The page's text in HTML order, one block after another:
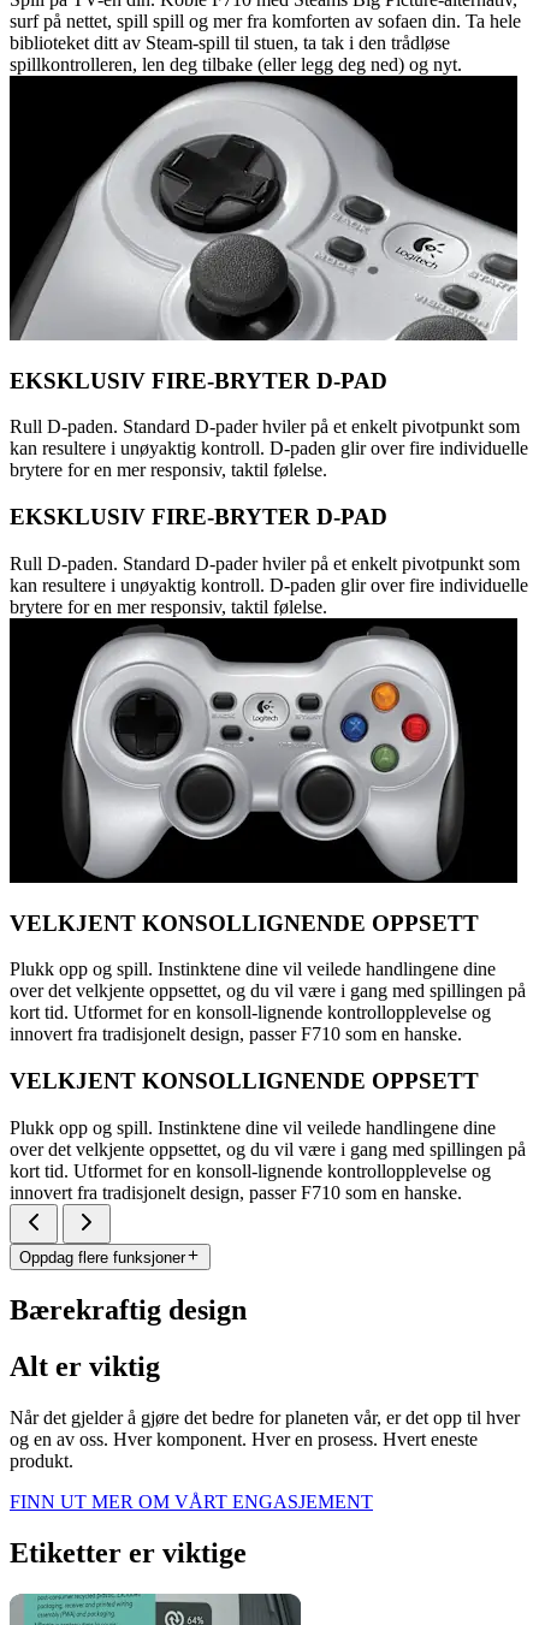
surf på nettet, spill spill og mer fra komforten av sofaen din. Ta hele
biblioteket ditt av Steam-spill til stuen, ta tak i den trådløse
spillkontrolleren, len deg tilbake (eller legg deg ned) og nyt.
EKSKLUSIV FIRE-BRYTER D-PAD
Rull D-paden. Standard D-pader hviler på et enkelt pivotpunkt som
kan resultere i unøyaktig kontroll. D-paden glir over fire individuelle
brytere for en mer responsiv, taktil følelse.
EKSKLUSIV FIRE-BRYTER D-PAD
Rull D-paden. Standard D-pader hviler på et enkelt pivotpunkt som
kan resultere i unøyaktig kontroll. D-paden glir over fire individuelle
brytere for en mer responsiv, taktil følelse.
VELKJENT KONSOLLIGNENDE OPPSETT
Plukk opp og spill. Instinktene dine vil veilede handlingene dine
over det velkjente oppsettet, og du vil være i gang med spillingen på
kort tid. Utformet for en konsoll-lignende kontrollopplevelse og
innovert fra tradisjonelt design, passer F710 som en hanske.
VELKJENT KONSOLLIGNENDE OPPSETT
Plukk opp og spill. Instinktene dine vil veilede handlingene dine
over det velkjente oppsettet, og du vil være i gang med spillingen på
kort tid. Utformet for en konsoll-lignende kontrollopplevelse og
innovert fra tradisjonelt design, passer F710 som en hanske.
Oppdag flere funksjoner
Bærekraftig design
Alt er viktig
Når det gjelder å gjøre det bedre for planeten vår, er det opp til hver
og en av oss. Hver komponent. Hver en prosess. Hvert eneste
produkt.
FINN UT MER OM VÅRT ENGASJEMENT
Etiketter er viktige